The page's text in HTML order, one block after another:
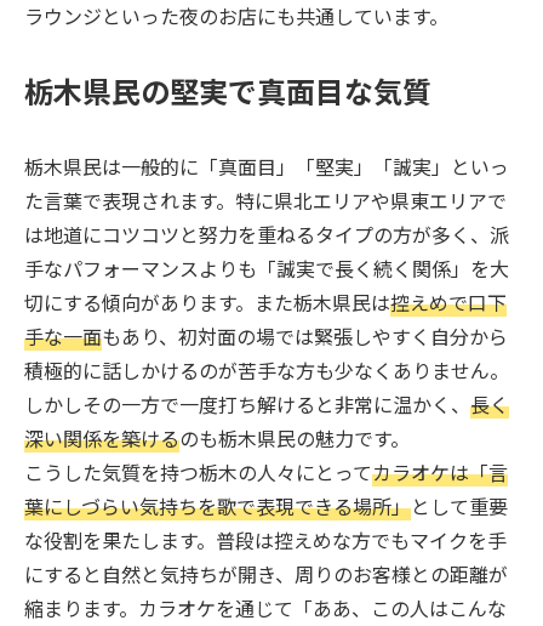
ラウンジといった夜のお店にも共通しています。
栃木県民の堅実で真面目な気質
栃木県民は一般的に「真面目」「堅実」「誠実」といっ
た言葉で表現されます。特に県北エリアや県東エリアで
は地道にコツコツと努力を重ねるタイプの方が多く、派
手なパフォーマンスよりも「誠実で長く続く関係」を大
切にする傾向があります。また栃木県民は控えめで口下
手な一面もあり、初対面の場では緊張しやすく自分から
積極的に話しかけるのが苦手な方も少なくありません。
しかしその一方で一度打ち解けると非常に温かく、 長く
深い関係を築けるのも栃木県民の魅力です。
こうした気質を持つ栃木の人々にとってカラオケは「言
葉にしづらい気持ちを歌で表現できる場所」として重要
な役割を果たします。普段は控えめな方でもマイクを手
にすると自然と気持ちが開き、周りのお客様との距離が
縮まります。カラオケを通じて「ああ、この人はこんな